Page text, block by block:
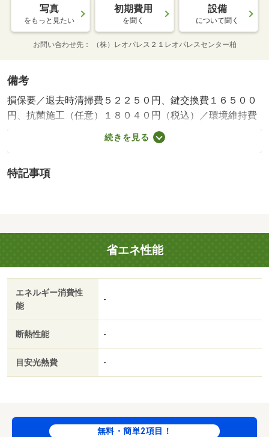
写真
をもっと見たい
初期費用
を聞く
設備
について聞く
お問い合わせ先 （株）レオパレス２１レオパレスセンター柏
備考
損保要／退去時清掃費５２２５０円、鍵交換費１６５００
円、抗菌施工（任意）１８０４０円（税込）／環境維持費
５５０円／月、更新手数料１６５００円／２年（税込）／
保証会社利用必：保証料：６１７９０円（契約内容により
／仲介手数料不要／個人契約限定／バストイレ別／バルコ
続きを見る
特記事項
省エネ性能
エネルギー消費性
能
-
断熱性能 -
目安光熱費 -
無料・簡単2項目！